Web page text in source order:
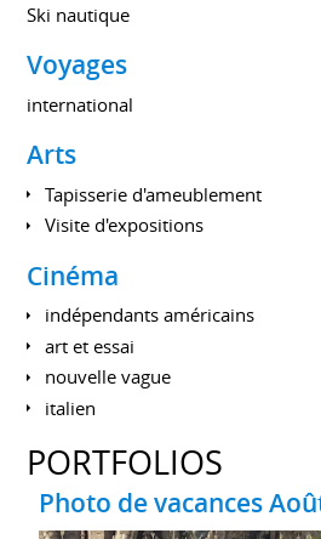
Ski nautique
Voyages
international
Arts
Tapisserie d'ameublement
Visite d'expositions
Cinéma
indépendants américains
art et essai
nouvelle vague
italien
PORTFOLIOS
Photo de vacances